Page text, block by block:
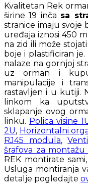
Kvalitetan Rek
širine 19 inča sa
stranice imaju svoje
uređaja iznosi 450
na zid ili može
boje i plastificiran
nalaze na gornjoj
uz orman i
manipulacije i
rastavljen i u kutiji.
linkom ka
sklapanje ovog
linku. Polica visine
2U, Horizontalni
RJ45 modula,
šrafova za montažu
REK montirate
Usluga montiranja
detalje pogledajte